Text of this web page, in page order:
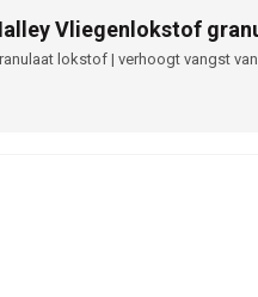
Vliegenlokstof
lokstof | verhoogt vangst